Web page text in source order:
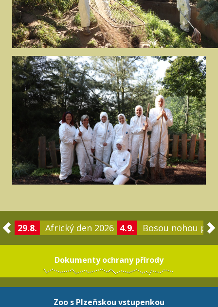
29.8. Africký den 2026 4.9. Bosou nohou po
Dokumenty ochrany přírody
Zoo s Plzeňskou vstupenkou